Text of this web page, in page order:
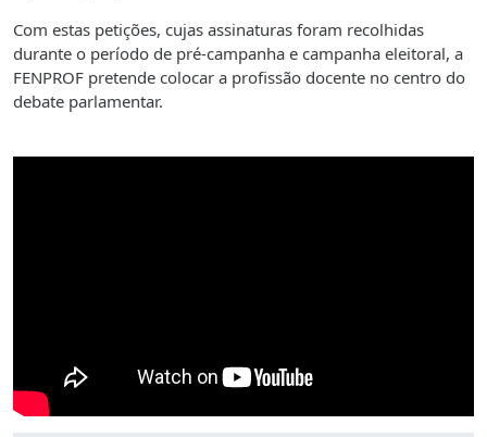
Com estas petições, cujas assinaturas foram recolhidas
durante o período de pré-campanha e campanha eleitoral, a
FENPROF pretende colocar a profissão docente no centro do
debate parlamentar.